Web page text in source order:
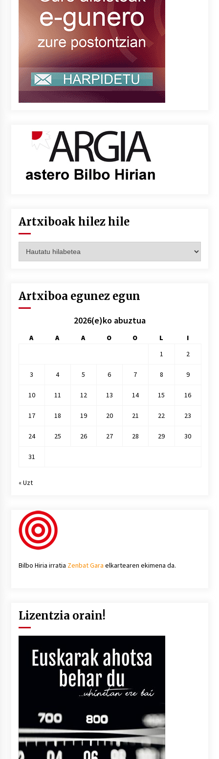
Artxiboak hilez hile
hilez
Artxiboa egunez egun
2026(e)ko abuztua
A A A O O L
I
1
2
3 4 5 6 7 8 9
10 11 12 13 14 15 16
17 18 19 20 21 22 23
24 25 26 27 28 29 30
31
« Uzt
Bilbo Hiria irratia Zenbat Gara elkartearen ekimena da.
Lizentzia orain!